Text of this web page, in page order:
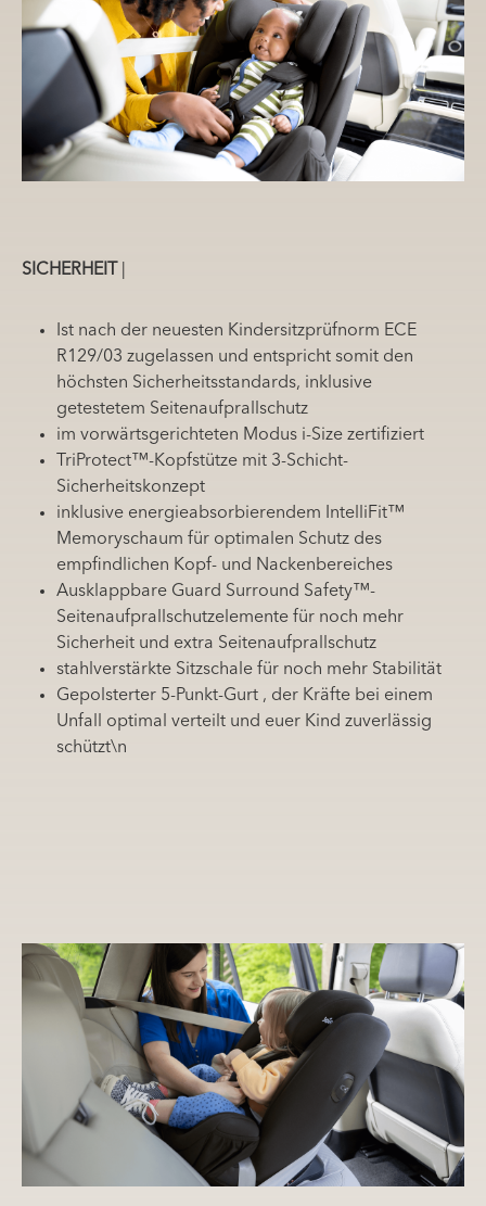
SICHERHEIT
Ist nach der neuesten Kindersitzprüfnorm ECE
R129/03 zugelassen und entspricht somit den
höchsten Sicherheitsstandards, inklusive
getestetem Seitenaufprallschutz
im vorwärtsgerichteten Modus i-Size zertifiziert
TriProtect™-Kopfstütze mit 3-Schicht-
Sicherheitskonzept
inklusive energieabsorbierendem IntelliFit™
Memoryschaum für optimalen Schutz des
empfindlichen Kopf- und Nackenbereiches
Ausklappbare Guard Surround Safety™-
Seitenaufprallschutzelemente für noch mehr
Sicherheit und extra Seitenaufprallschutz
stahlverstärkte Sitzschale für noch mehr Stabilität
Gepolsterter 5-Punkt-Gurt , der Kräfte bei einem
Unfall optimal verteilt und euer Kind zuverlässig
schützt\n